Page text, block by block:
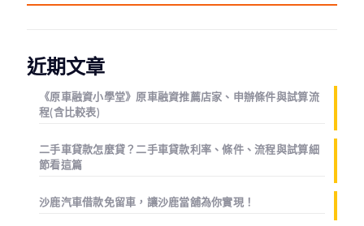
近期文章
《原車融資小學堂》原車融資推薦店家、申辦條件與試算流
程(含比較表)
二手車貸款怎麼貸？二手車貸款利率、條件、流程與試算細
節看這篇
沙鹿汽車借款免留車，讓沙鹿當舖為你實現！